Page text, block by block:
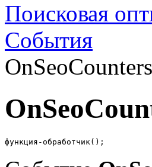
Поисковая
События
функция-обработчик();